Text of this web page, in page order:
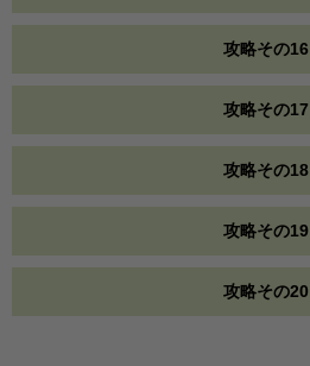
攻略その16
攻略その17
攻略その18
攻略その19
攻略その20